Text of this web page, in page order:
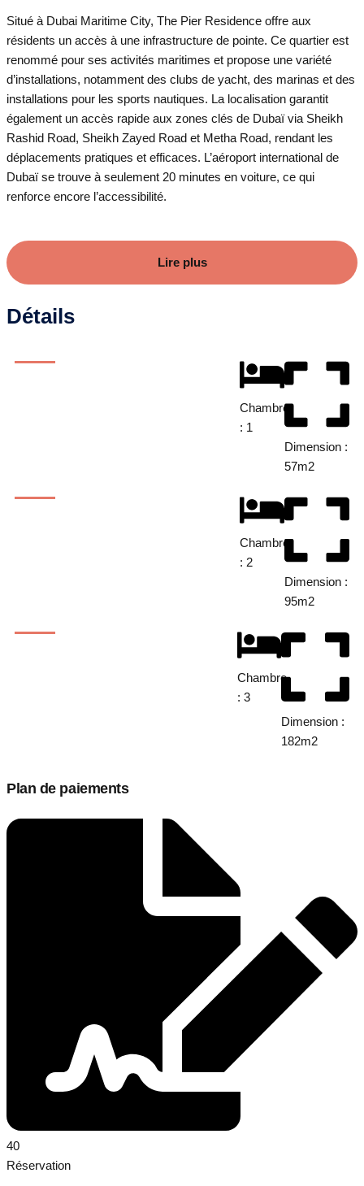
Situé à Dubai Maritime City, The Pier Residence offre aux
résidents un accès à une infrastructure de pointe. Ce quartier est
renommé pour ses activités maritimes et propose une variété
d’installations, notamment des clubs de yacht, des marinas et des
installations pour les sports nautiques. La localisation garantit
également un accès rapide aux zones clés de Dubaï via Sheikh
Rashid Road, Sheikh Zayed Road et Metha Road, rendant les
déplacements pratiques et efficaces. L’aéroport international de
Dubaï se trouve à seulement 20 minutes en voiture, ce qui
renforce encore l’accessibilité.
Lire plus
Détails
Chambre
: 1
Dimension :
57m2
Chambre
: 2
Dimension :
95m2
Chambre
: 3
Dimension :
182m2
Plan de paiements
40
Réservation